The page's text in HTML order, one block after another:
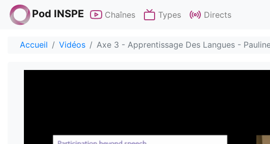
Pod INSPE Chaînes Types Directs
Accueil Vidéos Axe 3 - Apprentissage Des Langues -